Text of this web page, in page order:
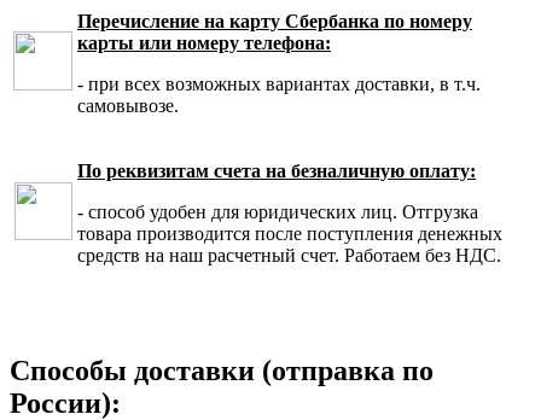
Перечисление на карту Сбербанка по номеру
карты или номеру телефона:
- при всех возможных вариантах доставки, в т.ч.
самовывозе.
По реквизитам счета на безналичную оплату:
- способ удобен для юридических лиц. Отгрузка
товара производится после поступления денежных
средств на наш расчетный счет. Работаем без НДС.
Способы доставки (отправка по
России):